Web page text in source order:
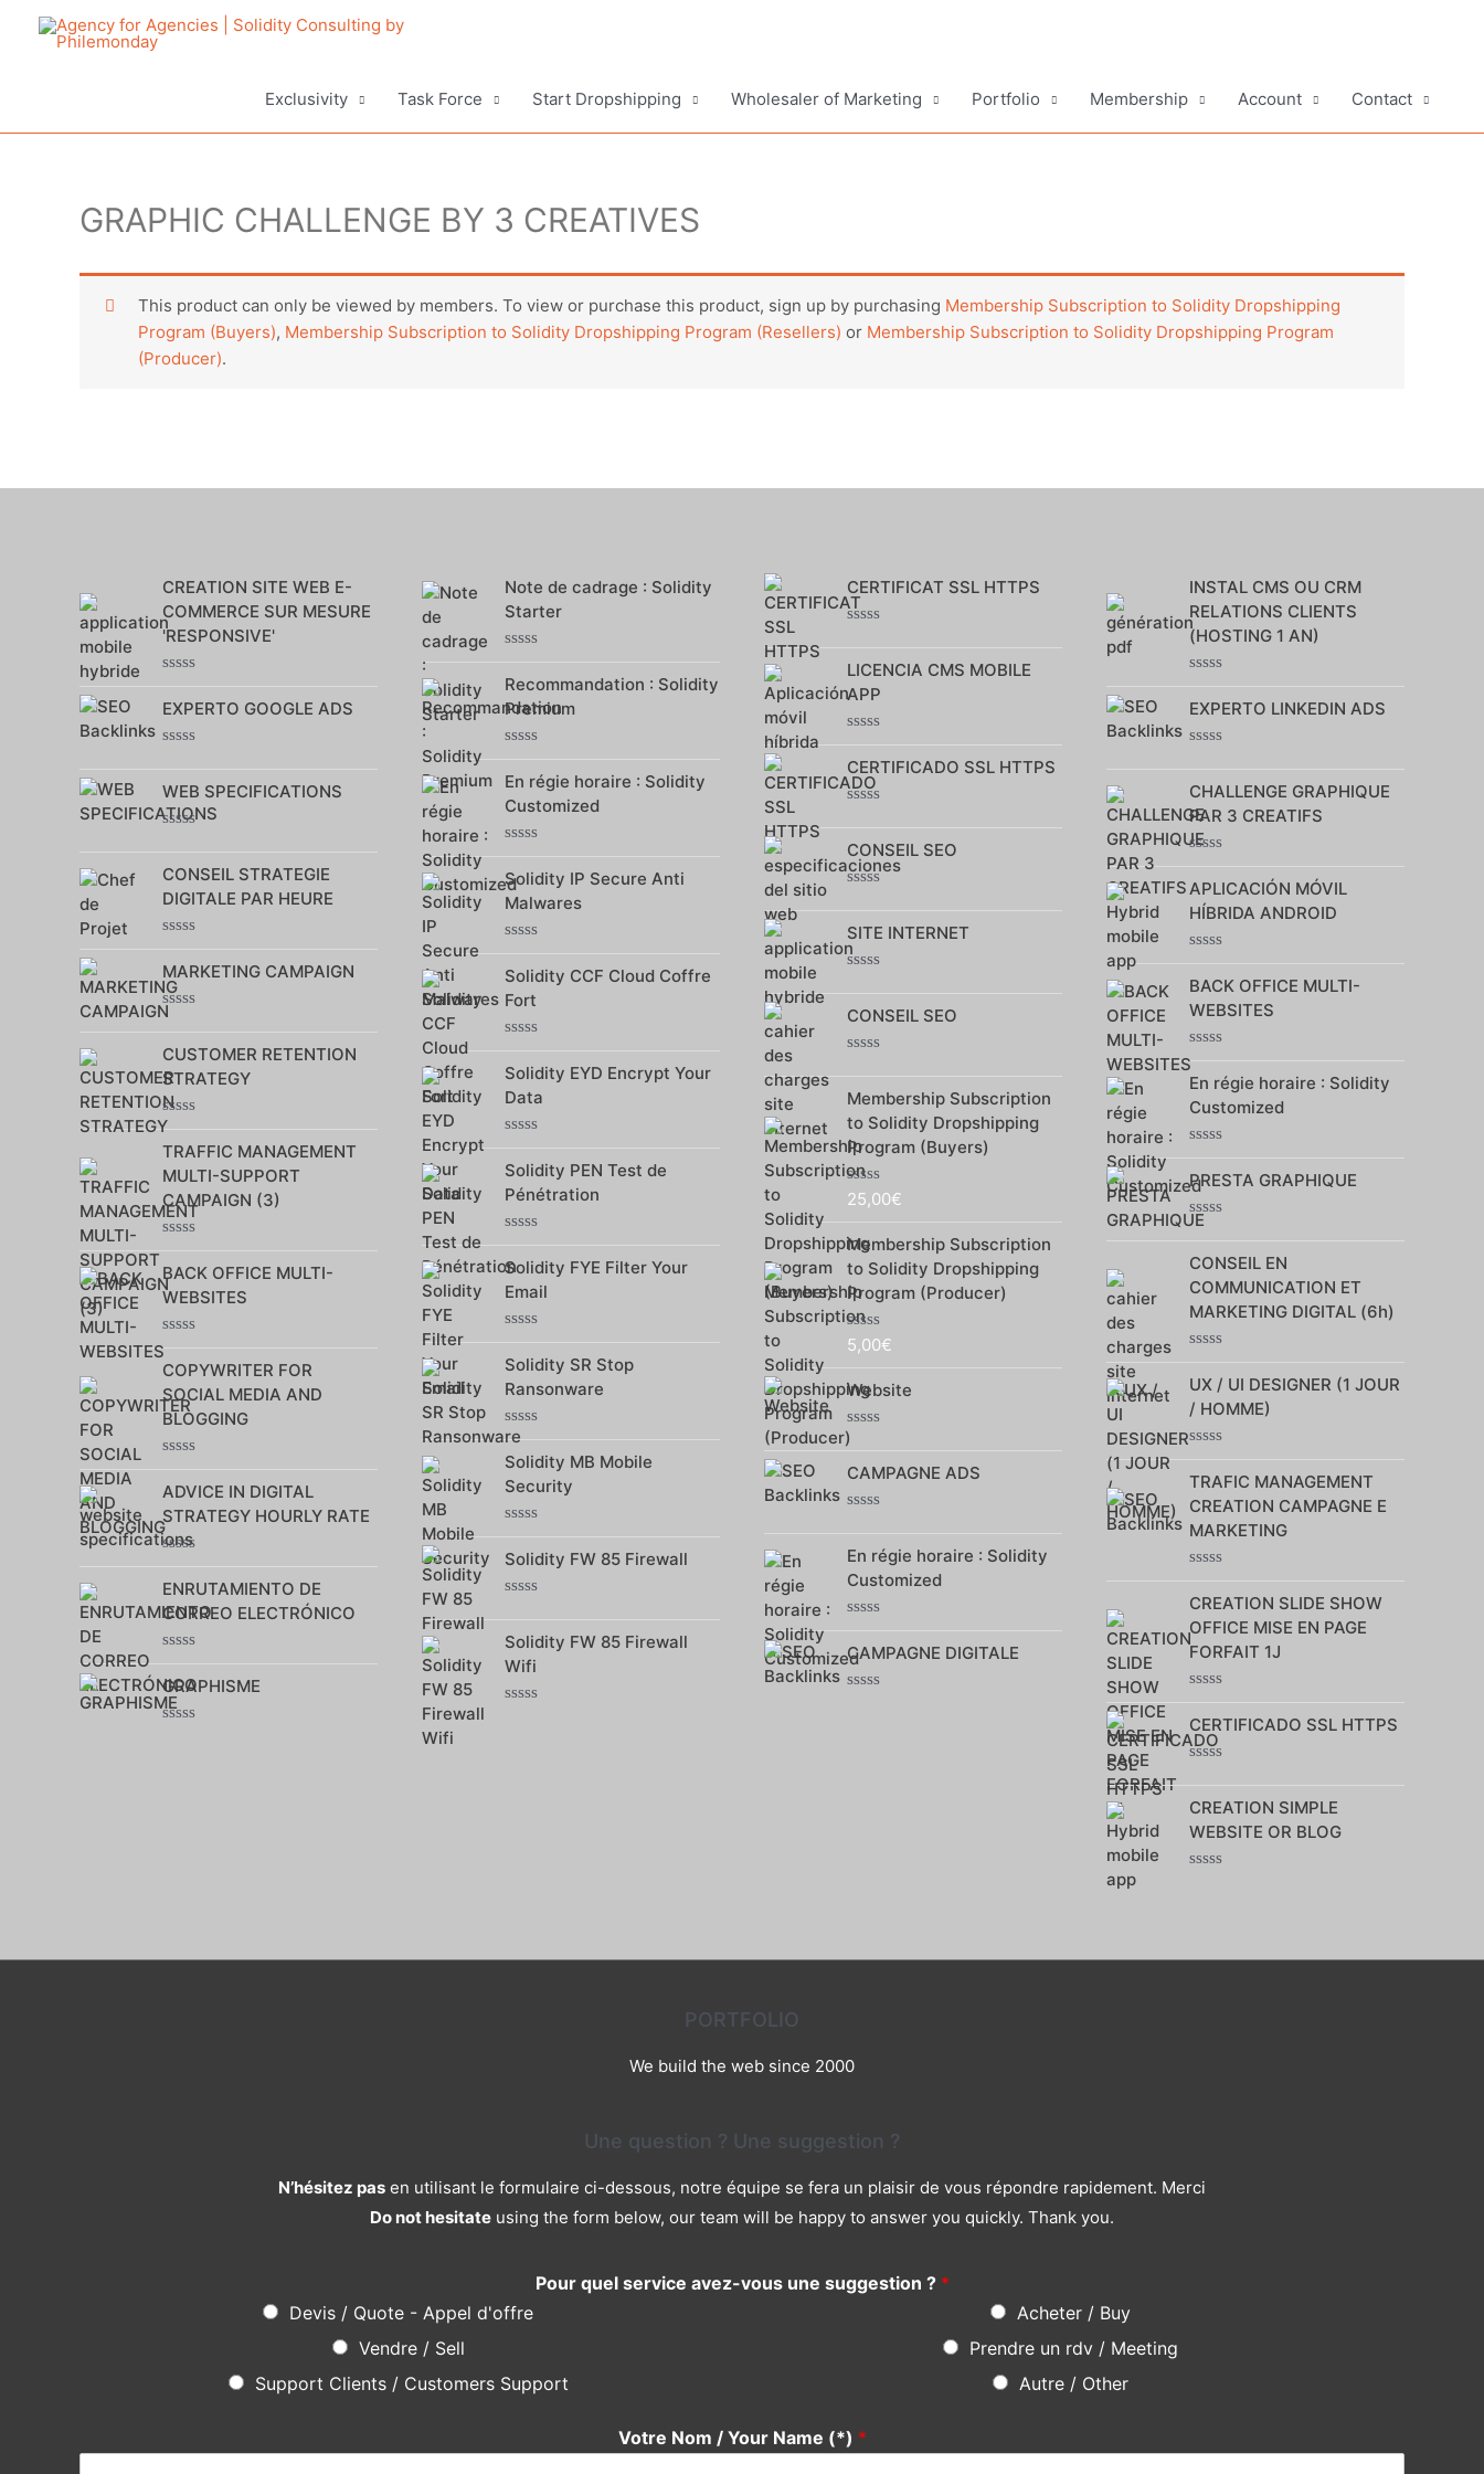
Exclusivity
Task Force Start Dropshipping Wholesaler of Marketing Portfolio Membership Account Contact
GRAPHIC CHALLENGE BY 3 CREATIVES
This product can only be viewed by members. To view or purchase this product, sign up by purchasing Membership Subscription to Solidity Dropshipping
Program (Buyers), Membership Subscription to Solidity Dropshipping Program (Resellers) or Membership Subscription to Solidity Dropshipping Program
(Producer).
CREATION SITE WEB E-
COMMERCE SUR MESURE
'RESPONSIVE'
0
sur
5
EXPERTO GOOGLE ADS
sur
5
WEB SPECIFICATIONS
sur
5
CONSEIL STRATEGIE
DIGITALE PAR HEURE
0
sur
5
MARKETING CAMPAIGN
Note
sur
5
CUSTOMER RETENTION
STRATEGY
Note
0
sur
5
TRAFFIC MANAGEMENT
MULTI-SUPPORT
CAMPAIGN (3)
0
sur
5
BACK OFFICE MULTI-
WEBSITES
Note
0
sur
5
COPYWRITER FOR
SOCIAL MEDIA AND
BLOGGING
0
sur
5
ADVICE IN DIGITAL
STRATEGY HOURLY RATE
0
sur
5
ENRUTAMIENTO DE
CORREO ELECTRÓNICO
0
sur
5
GRAPHISME
Note de cadrage : Solidity
Starter
0
sur
5
Recommandation : Solidity
Premium
0
sur
5
En régie horaire : Solidity
Customized
0
sur
5
Solidity IP Secure Anti
Malwares
0
sur
5
Solidity CCF Cloud Coffre
Fort
0
sur
5
Solidity EYD Encrypt Your
Data
0
sur
5
Solidity PEN Test de
Pénétration
0
sur
5
Solidity FYE Filter Your
Email
0
sur
5
Solidity SR Stop
Ransonware
Note
0
sur
5
Solidity MB Mobile
Security
0
sur
5
Solidity FW 85 Firewall
sur
5
Solidity FW 85 Firewall
Wifi
CERTIFICAT SSL HTTPS
sur
5
LICENCIA CMS MOBILE
APP
0
sur
5
CERTIFICADO SSL HTTPS
sur
5
CONSEIL SEO
sur
5
SITE INTERNET
sur
CONSEIL SEO
sur
5
Membership Subscription
to Solidity Dropshipping
Program (Buyers)
Note
5
25,00€
Membership Subscription
to Solidity Dropshipping
Program (Producer)
Note
5
5,00€
Website
Note
sur
CAMPAGNE ADS
sur
5
En régie horaire : Solidity
Customized
0
sur
5
CAMPAGNE DIGITALE
INSTAL CMS OU CRM
RELATIONS CLIENTS
(HOSTING 1 AN)
0
sur
5
EXPERTO LINKEDIN ADS
sur
5
CHALLENGE GRAPHIQUE
PAR 3 CREATIFS
0
sur
5
APLICACIÓN MÓVIL
HÍBRIDA ANDROID
0
sur
5
BACK OFFICE MULTI-
WEBSITES
Note
0
sur
5
En régie horaire : Solidity
Customized
0
sur
5
PRESTA GRAPHIQUE
Note
sur
5
CONSEIL EN
COMMUNICATION ET
MARKETING DIGITAL (6h)
0
sur
5
UX / UI DESIGNER (1 JOUR
/ HOMME)
0
sur
5
TRAFIC MANAGEMENT
CREATION CAMPAGNE E
MARKETING
0
sur
5
CREATION SLIDE SHOW
OFFICE MISE EN PAGE
FORFAIT 1J
0
sur
5
CERTIFICADO SSL HTTPS
sur
5
CREATION SIMPLE
WEBSITE OR BLOG
PORTFOLIO
We build the web since 2000
Une question ? Une suggestion ?
N’hésitez pas en utilisant le formulaire ci-dessous, notre équipe se fera un plaisir de vous répondre rapidement. Merci
Do not hesitate using the form below, our team will be happy to answer you quickly. Thank you.
Pour quel service avez-vous une suggestion ? *
Devis / Quote - Appel d'offre
Acheter / Buy
Vendre / Sell
Prendre un rdv / Meeting
Support Clients / Customers Support
Autre / Other
Votre Nom / Your Name (*) *